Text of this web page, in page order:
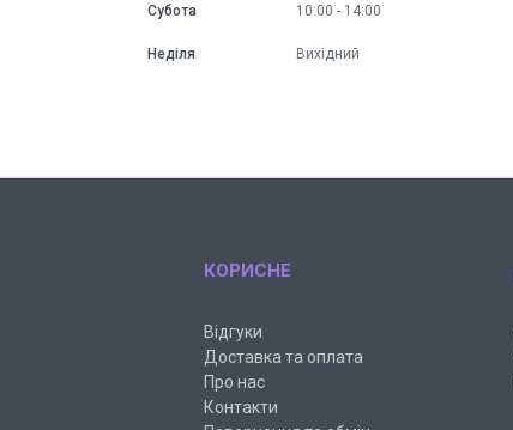
Субота 10:00 14:00
Неділя Вихідний
КОРИСНЕ
Відгуки
Доставка та оплата
Про нас
Контакти